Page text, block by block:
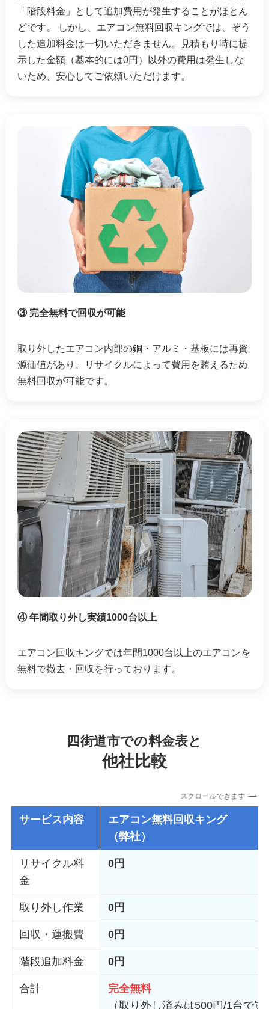
「階段料金」として追加費用が発生することがほとん
どです。 しかし、エアコン無料回収キングでは、そう
した追加料金は一切いただきません。見積もり時に提
示した金額（基本的には0円）以外の費用は発生しな
いため、安心してご依頼いただけます。
③ 完全無料で回収が可能
取り外したエアコン内部の銅・アルミ・基板には再資
源価値があり、リサイクルによって費用を賄えるため
無料回収が可能です。
④ 年間取り外し実績1000台以上
エアコン回収キングでは年間1000台以上のエアコンを
無料で撤去・回収を行っております。
四街道市での料金表と
他社比較
スクロールできます
サービス内容
エアコン無料回収キング
（弊社）
リサイクル料
金
0円
取り外し作業 0円
回収・運搬費 0円
階段追加料金 0円
合計
完全無料
（取り外し済みは500円/1台で買